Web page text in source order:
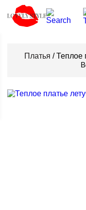
Платья / Теплое